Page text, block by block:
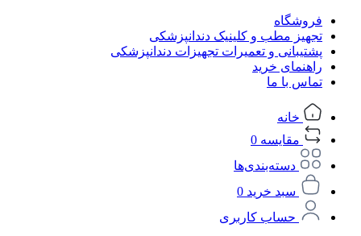
فروشگاه
تجهیز مطب و کلینیک دندانپزشکی
پشتیبانی و تعمیرات تجهیزات دندانپزشکی
راهنمای خرید
تماس با ما
خانه
مقایسه 0
دسته‌بندی‌ها
سبد خرید 0
حساب کاربری